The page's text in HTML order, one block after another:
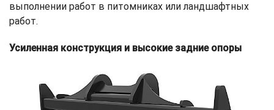
выполнении работ в питомниках или ландшафтных
работ.
Усиленная конструкция и высокие задние опоры